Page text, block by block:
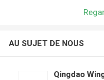
AU SUJET DE NOUS
Qingdao